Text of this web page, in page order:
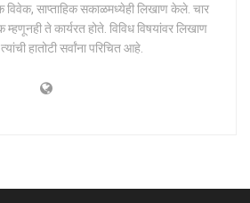
विवेक, साप्ताहिक सकाळमध्येही लिखाण केले. चार
ते कार्यरत होते. विविध विषयांवर लिखाण
हातोटी सर्वांना परिचित आहे.